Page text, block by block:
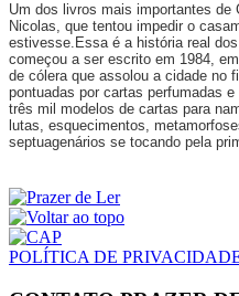
Um dos livros mais importantes de
Nicolas, que tentou impedir o
estivesse.Essa é a história real
começou a ser escrito em 1984,
de cólera que assolou a cidade no
pontuadas por cartas perfumadas
três mil modelos de cartas para
lutas, esquecimentos,
septuagenários se tocando pela
POLÍTICA DE